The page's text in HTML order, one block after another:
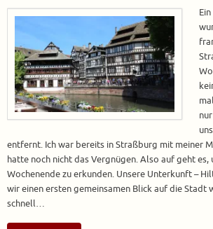
entfernt. Ich war bereits in Straßburg mit meiner
hatte noch nicht das Vergnügen. Also auf geht es,
Wochenende zu erkunden. Unsere Unterkunft –
wir einen ersten gemeinsamen Blick auf die Stadt
schnell…